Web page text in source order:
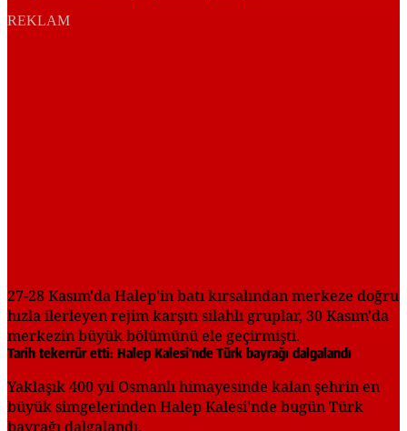
REKLAM
27-28 Kasım'da Halep'in batı kırsalından merkeze doğru
hızla ilerleyen rejim karşıtı silahlı gruplar, 30 Kasım'da
merkezin büyük bölümünü ele geçirmişti.
Tarih tekerrür etti: Halep Kalesi'nde Türk bayrağı dalgalandı
Yaklaşık 400 yıl Osmanlı himayesinde kalan şehrin en
büyük simgelerinden Halep Kalesi'nde bugün Türk
bayrağı dalgalandı.